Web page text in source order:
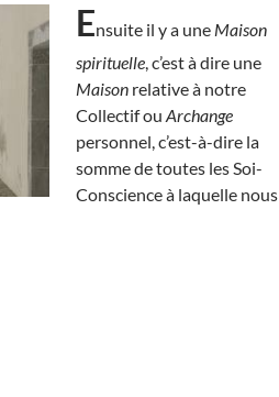
Ensuite il y a une Maison
spirituelle, c’est à dire une
Maison relative à notre
Collectif ou Archange
personnel, c’est-à-dire la
somme de toutes les Soi-
Conscience à laquelle nous